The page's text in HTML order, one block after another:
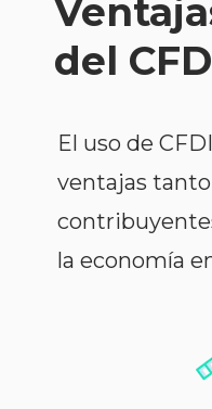
del
El uso de
ventajas tanto
la economía